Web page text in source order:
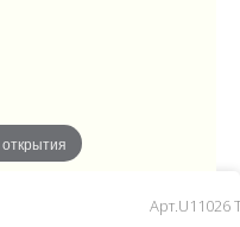
Арт.U11026